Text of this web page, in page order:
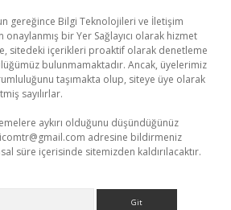
gereğince Bilgi Teknolojileri ve İletişim
onaylanmış bir Yer Sağlayıcı olarak hizmet
sitedeki içerikleri proaktif olarak denetleme
bulunmamaktadır. Ancak, üyelerimiz
taşımakta olup, siteye üye olarak
sayılırlar.
aykırı olduğunu düşündüğünüz
adresine bildirmeniz
süre içerisinde sitemizden kaldırılacaktır.